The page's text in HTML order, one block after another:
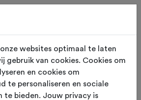
Gewijzigd op 1 juli 2022
Landschap
websites optimaal te laten
gebruik van cookies. Cookies om
en cookies om
te personaliseren en sociale
te bieden. Jouw privacy is